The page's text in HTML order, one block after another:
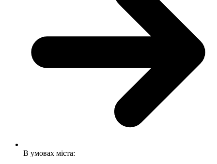
В умовах міста: